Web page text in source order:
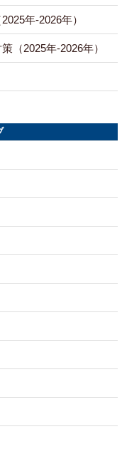
年-2026年）
（2025年-2026年）